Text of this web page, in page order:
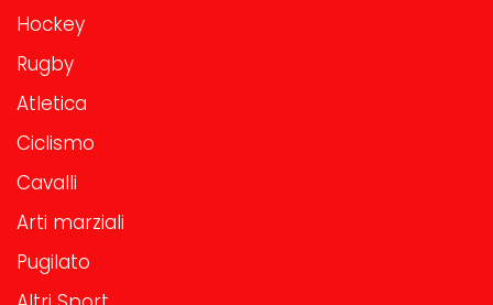
Hockey
Rugby
Atletica
Ciclismo
Cavalli
Arti marziali
Pugilato